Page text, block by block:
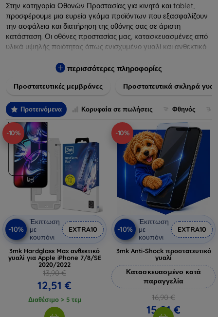
Στην κατηγορία Οθονών Προστασίας για κινητά και tablet,
προσφέρουμε μια ευρεία γκάμα προϊόντων που εξασφαλίζουν
την ασφάλεια και διατήρηση της οθόνης σας σε άριστη
κατάσταση. Οι οθόνες προστασίας μας, κατασκευασμένες από
υλικά υψηλής ποιότητας όπως ενισχυμένο γυαλί και ανθεκτικό
και πτώσεις. Επιπλέον, είναι εύκολες στην εφαρμογή και δεν
φωτεινότητα της οθόνης σας. Επιλέξτε από τις τελευταίες
των προτύπων συσκευών, προσφέροντας παράλληλα
απαράμιλλη εμπειρία χρήστη.
περισσότερες πληροφορίες
Προστατευτικές μεμβράνες Προστατευτικά σκληρά
Προτεινόμενα Κορυφαία σε πωλήσεις Φθηνός
-10%
-10%
Έκπτωση
με
κουπόνι
EXTRA10
3mk Hardglass Max ανθεκτικό
γυαλί για Apple iPhone 7/8/SE
2020/2022
13,90 €
12,51 €
Διαθέσιμο > 5 τεμ
-10%
-10%
Έκπτωση
με
κουπόνι
EXTRA10
3mk Anti-Shock προστατευτικό
γυαλί
Κατασκευασμένο κατά
παραγγελία
16,90 €
15,21 €